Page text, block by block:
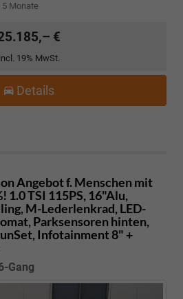
Monate
€
incl. 19% MwSt.
Details
drucken
Angebot f. Menschen mit
1.0 TSI 115PS, 16"Alu,
M-Lederlenkrad, LED-
Parksensoren hinten,
Infotainment 8" +
Gang